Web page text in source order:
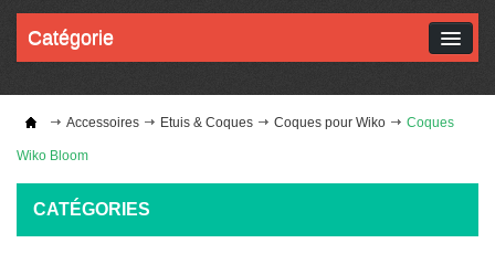
Catégorie
Accessoires Etuis & Coques Coques pour Wiko Coques
Wiko Bloom
CATÉGORIES